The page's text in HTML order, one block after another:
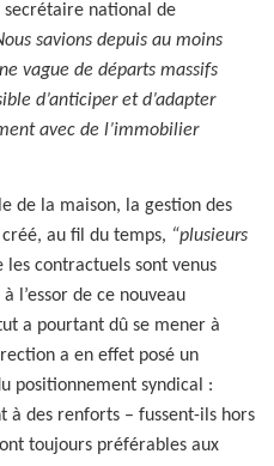
secrétaire national de
savions depuis au moins
vague de départs massifs
d’anticiper et d’adapter
avec de l’immobilier
de la maison, la gestion des
au fil du temps, “plusieurs
les contractuels sont venus
l’essor de ce nouveau
a pourtant dû se mener à
a en effet posé un
positionnement syndical :
à des renforts – fussent-ils hors
toujours préférables aux